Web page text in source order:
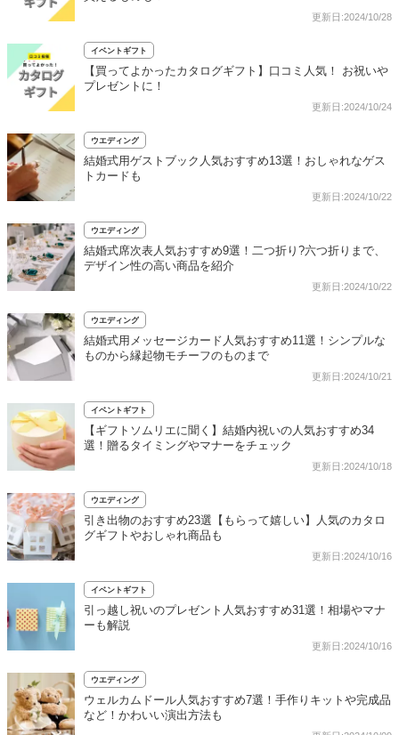
更新日:2024/10/28
イベントギフト
【買ってよかったカタログギフト】口コミ人気！ お祝いや
プレゼントに！
更新日:2024/10/24
ウエディング
結婚式用ゲストブック人気おすすめ13選！おしゃれなゲス
トカードも
更新日:2024/10/22
ウエディング
結婚式席次表人気おすすめ9選！二つ折り?六つ折りまで、
デザイン性の高い商品を紹介
更新日:2024/10/22
ウエディング
結婚式用メッセージカード人気おすすめ11選！シンプルな
ものから縁起物モチーフのものまで
更新日:2024/10/21
イベントギフト
【ギフトソムリエに聞く】結婚内祝いの人気おすすめ34
選！贈るタイミングやマナーをチェック
更新日:2024/10/18
ウエディング
引き出物のおすすめ23選【もらって嬉しい】人気のカタロ
グギフトやおしゃれ商品も
更新日:2024/10/16
イベントギフト
引っ越し祝いのプレゼント人気おすすめ31選！相場やマナ
ーも解説
更新日:2024/10/16
ウエディング
ウェルカムドール人気おすすめ7選！手作りキットや完成品
など！かわいい演出方法も